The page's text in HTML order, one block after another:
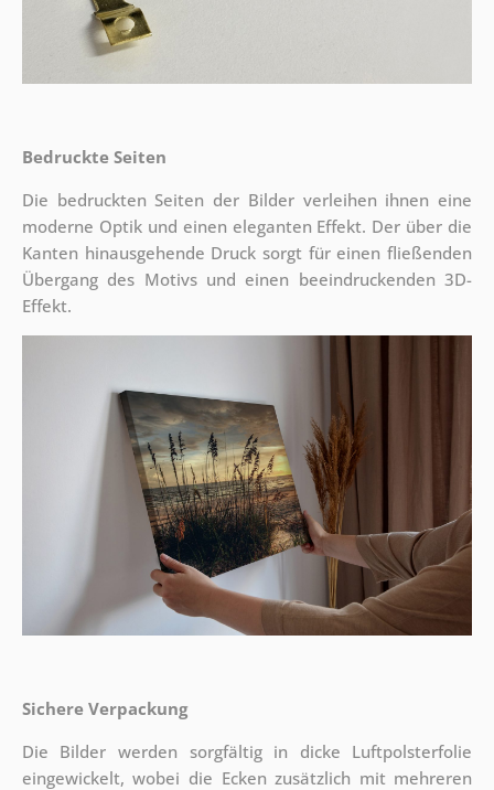
Bedruckte Seiten
Die bedruckten Seiten der Bilder verleihen ihnen eine
moderne Optik und einen eleganten Effekt. Der über die
Kanten hinausgehende Druck sorgt für einen fließenden
Übergang des Motivs und einen beeindruckenden 3D-
Effekt.
Sichere Verpackung
Die Bilder werden sorgfältig in dicke Luftpolsterfolie
eingewickelt, wobei die Ecken zusätzlich mit mehreren